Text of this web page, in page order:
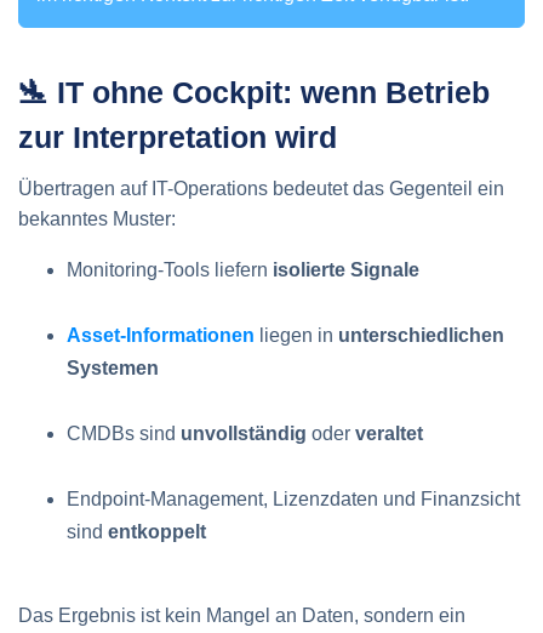
🛬 IT ohne Cockpit: wenn Betrieb
zur Interpretation wird
Übertragen auf IT-Operations bedeutet das Gegenteil ein
bekanntes Muster:
Monitoring-Tools liefern isolierte Signale
Asset-Informationen liegen in unterschiedlichen
Systemen
CMDBs sind unvollständig oder veraltet
Endpoint-Management, Lizenzdaten und Finanzsicht
sind entkoppelt
Das Ergebnis ist kein Mangel an Daten, sondern ein